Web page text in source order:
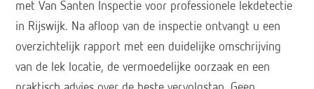
met Van Santen Inspectie voor professionele lekdetectie
in Rijswijk. Na afloop van de inspectie ontvangt u een
overzichtelijk rapport met een duidelijke omschrijving
van de lek locatie, de vermoedelijke oorzaak en een